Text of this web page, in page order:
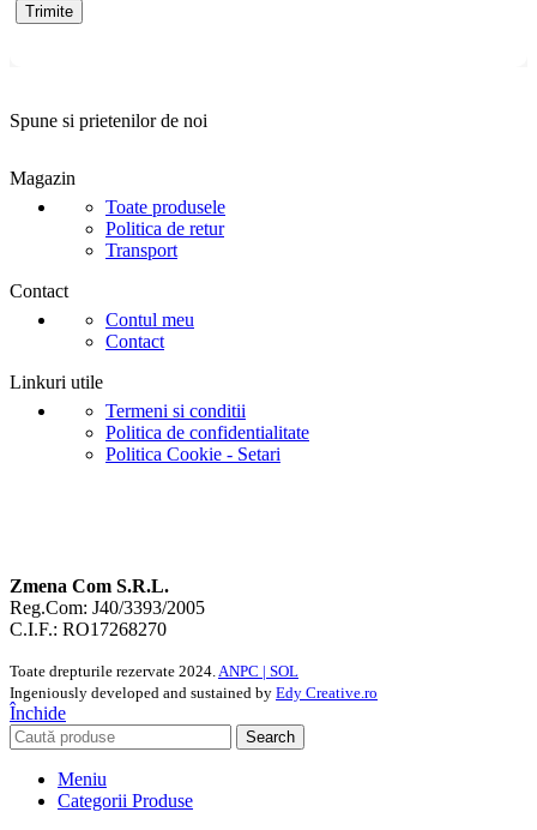
Spune si prietenilor de noi
Magazin
Toate produsele
Politica de retur
Transport
Contact
Contul meu
Contact
Linkuri utile
Termeni si conditii
Politica de confidentialitate
Politica Cookie - Setari
Zmena Com S.R.L.
Reg.Com: J40/3393/2005
C.I.F.: RO17268270
Toate drepturile rezervate 2024.ANPC | SOL
Ingeniously developed and sustained by Edy Creative.ro
Închide
Search
Meniu
Categorii Produse